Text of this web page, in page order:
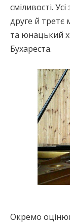
сміливості.
друге й третє
та юнацький
Бухареста.
Окремо